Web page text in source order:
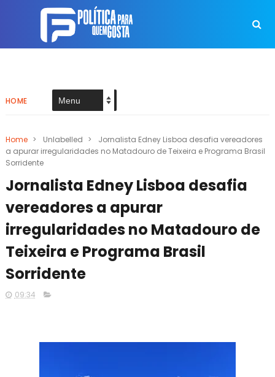
HOME
Home > Unlabelled >
Jornalista Edney Lisboa desafia vereadores
a apurar irregularidades no Matadouro de Teixeira e Programa Brasil
Sorridente
Jornalista Edney Lisboa desafia
vereadores a apurar
irregularidades no Matadouro de
Teixeira e Programa Brasil
Sorridente
09:34